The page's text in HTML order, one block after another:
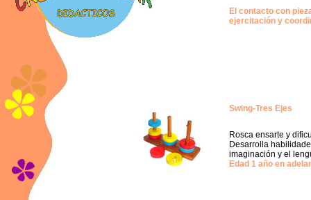
El contacto con
ejercitación y
Swing-Tres Ejes
Rosca ensarte y
Desarrolla
imaginación y el
Edad 1 año en